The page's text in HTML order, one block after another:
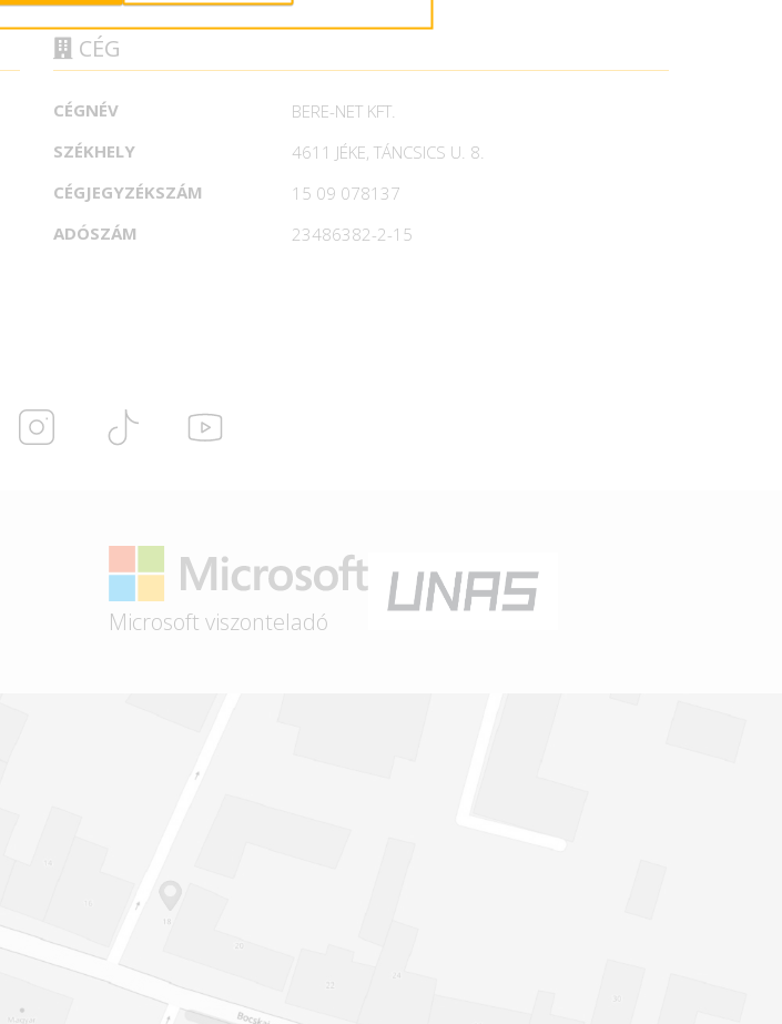
CÉG
CÉGNÉV
BERE-NET KFT.
SZÉKHELY
4611 JÉKE, TÁNCSICS U. 8.
CÉGJEGYZÉKSZÁM
15 09 078137
ADÓSZÁM
23486382-2-15
Microsoft viszonteladó